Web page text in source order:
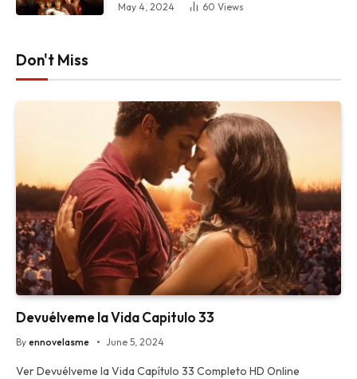
May 4, 2024 60 Views
Don't Miss
Devuélveme la Vida Capitulo 33
By ennovelasme June 5, 2024
Ver Devuélveme la Vida Capítulo 33 Completo HD Online